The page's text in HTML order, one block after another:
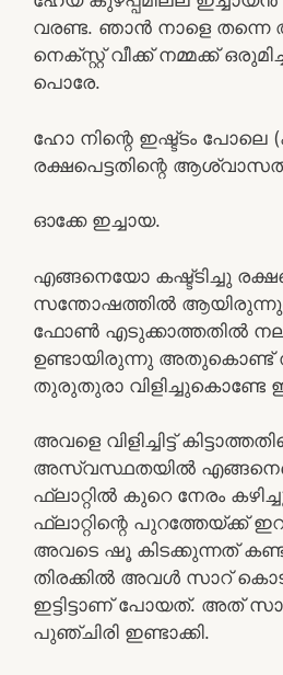
വരണ്ട. ഞാൻ നാളെ തന്നെ
നെക്സ്റ്റ് വീക്ക്‌ നമ്മക്ക്
പൊരേ.
ഹോ നിന്റെ ഇഷ്ട്ടം പോലെ
രക്ഷപെട്ടതിന്റെ
ഓക്കേ ഇച്ചായ.
എങ്ങനെയോ കഷ്ട്ടിച്ചു
സന്തോഷത്തിൽ
ഫോൺ എടുക്കാത്തതിൽ
ഉണ്ടായിരുന്നു അതുകൊണ്ട്
തുരുതുരാ വിളിച്ചുകൊണ്ടേ
അവളെ വിളിച്ചിട്ട്
അസ്വസ്ഥതയിൽ
ഫ്ലാറ്റിൽ കുറെ നേരം
ഫ്ലാറ്റിന്റെ പുറത്തേയ്ക്ക്
അവടെ ഷൂ കിടക്കുന്നത്
തിരക്കിൽ അവൾ സാറ്
ഇട്ടിട്ടാണ് പോയത്. അത്
പുഞ്ചിരി ഇണ്ടാക്കി.